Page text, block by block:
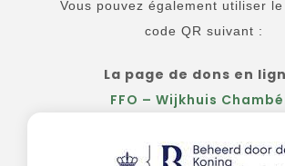
Vous pouvez également utiliser
code QR suivant :
La page de dons en
FFO – Wijkhuis